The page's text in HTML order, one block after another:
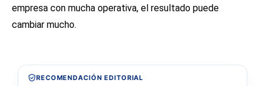
empresa con mucha operativa, el resultado puede
cambiar mucho.
RECOMENDACIÓN EDITORIAL